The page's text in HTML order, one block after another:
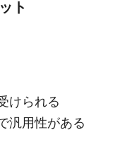
ト
けられる
汎用性がある